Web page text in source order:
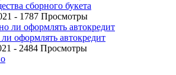
сборного букета
- 1787 Просмотры
оформлять автокредит
- 2484 Просмотры